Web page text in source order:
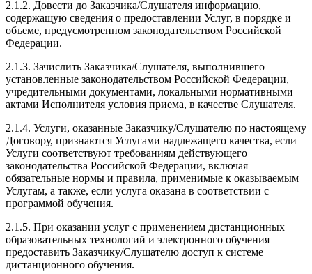
2.1.2. Довести до Заказчика/Слушателя информацию,
содержащую сведения о предоставлении Услуг, в порядке и
объеме, предусмотренном законодательством Российской
Федерации.
2.1.3. Зачислить Заказчика/Слушателя, выполнившего
установленные законодательством Российской Федерации,
учредительными документами, локальными нормативными
актами Исполнителя условия приема, в качестве Слушателя.
2.1.4. Услуги, оказанные Заказчику/Слушателю по настоящему
Договору, признаются Услугами надлежащего качества, если
Услуги соответствуют требованиям действующего
законодательства Российской Федерации, включая
обязательные нормы и правила, применимые к оказываемым
Услугам, а также, если услуга оказана в соответствии с
программой обучения.
2.1.5. При оказании услуг с применением дистанционных
образовательных технологий и электронного обучения
предоставить Заказчику/Слушателю доступ к системе
дистанционного обучения.